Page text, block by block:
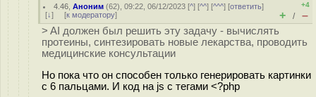
4.46 ,Аноним (62), 09:22, 06/12/2023 [^] [^^] [^^^] [ответить]
[↓] [к модератору]
+4
+ / –
> AI должен был решить эту задачу - вычислять
протеины, синтезировать новые лекарства, проводить
медицинские консультации
Но пока что он способен только генерировать картинки
с 6 пальцами. И код на js с тегами <?php